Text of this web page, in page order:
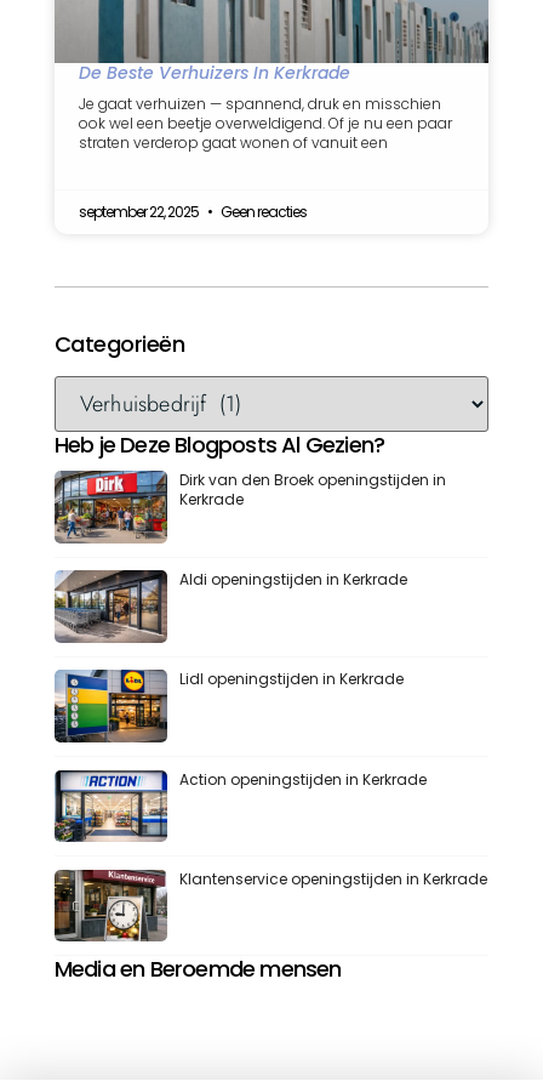
Categorieën
Heb je Deze Blogposts Al Gezien?
Dirk van den Broek openingstijden in
Kerkrade
Aldi openingstijden in Kerkrade
Lidl openingstijden in Kerkrade
Action openingstijden in Kerkrade
Klantenservice openingstijden in Kerkrade
Media en Beroemde mensen
De Beste Verhuizers In Kerkrade
Je gaat verhuizen — spannend, druk en misschien
ook wel een beetje overweldigend. Of je nu een paar
straten verderop gaat wonen of vanuit een
september 22, 2025 Geen reacties